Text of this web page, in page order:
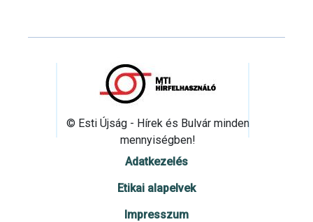
© Esti Újság - Hírek és Bulvár minden
mennyiségben!
Adatkezelés
Etikai alapelvek
Impresszum